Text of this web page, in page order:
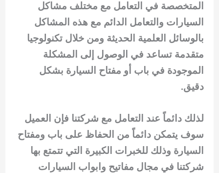
المتخصصة في التعامل مع مختلف مشاكل
السيارات والتعامل الدائم مع هذه المشاكل
بالوسائل العلمية الحديثة ومن خلال تكنولوجيا
متقدمة تساعد في الوصول إلى المشكلة
الموجودة في باب أو مفتاح السيارة بشكل
دقيق.
لذلك دائماً عند التعامل مع شركتنا فإن العميل
سوف يتمكن دائماً من الحفاظ على باب ومفتاح
السيارة وذلك للخبرات الكبيرة التي تتمتع بها
شركتنا في مجال مفاتيح وابواب السيارات